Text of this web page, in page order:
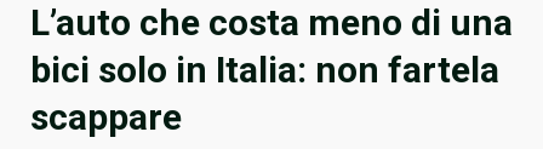
L’auto che costa meno di una
bici solo in Italia: non fartela
scappare